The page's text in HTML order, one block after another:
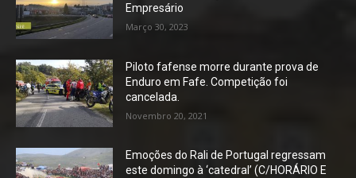
Empresário
Março 30, 2023
Piloto fafense morre durante prova de
Enduro em Fafe. Competição foi
cancelada.
Novembro 20, 2021
Emoções do Rali de Portugal regressam
este domingo à ‘catedral’ (C/HORÁRIO E